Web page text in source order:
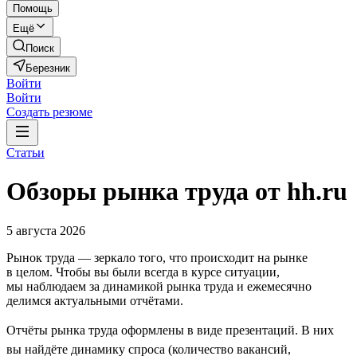
Помощь
Ещё
Поиск
Березник
Войти
Войти
Создать резюме
Статьи
Обзоры рынка труда от hh.ru
5 августа 2026
Рынок труда — зеркало того, что происходит на рынке
в целом. Чтобы вы были всегда в курсе ситуации,
мы наблюдаем за динамикой рынка труда и ежемесячно
делимся актуальными отчётами.
Отчёты рынка труда оформлены в виде презентаций. В них
вы найдёте динамику спроса (количество вакансий,